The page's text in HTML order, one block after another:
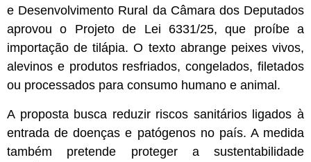
e Desenvolvimento Rural da Câmara dos Deputados
aprovou o Projeto de Lei 6331/25, que proíbe a
importação de tilápia. O texto abrange peixes vivos,
alevinos e produtos resfriados, congelados, filetados
ou processados para consumo humano e animal.
A proposta busca reduzir riscos sanitários ligados à
entrada de doenças e patógenos no país. A medida
também pretende proteger a sustentabilidade